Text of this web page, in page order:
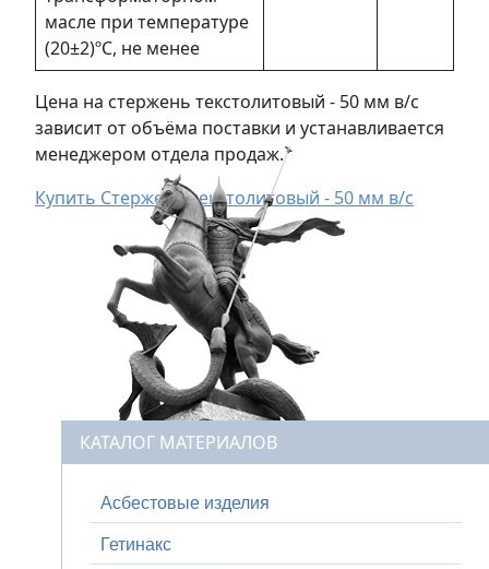
масле при температуре
(20±2)ºС, не менее
Цена на стержень текстолитовый - 50 мм в/с
зависит от объёма поставки и устанавливается
менеджером отдела продаж.
Купить Стержень текстолитовый - 50 мм в/с
КАТАЛОГ МАТЕРИАЛОВ
Асбестовые изделия
Гетинакс